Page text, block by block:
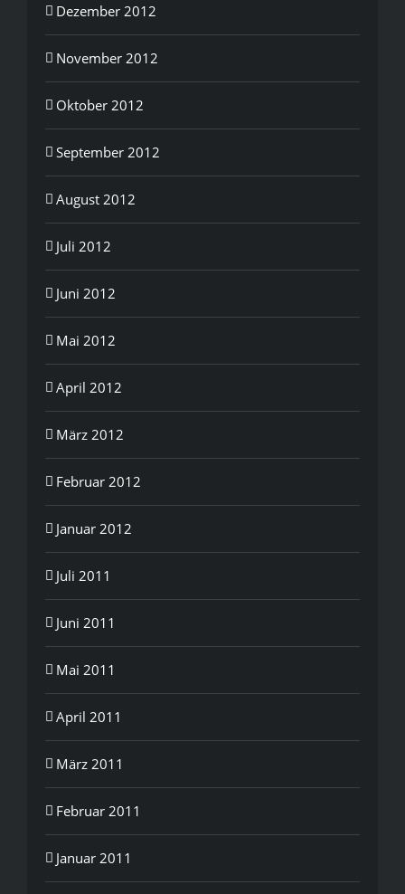
Dezember 2012
November 2012
Oktober 2012
September 2012
August 2012
Juli 2012
Juni 2012
Mai 2012
April 2012
März 2012
Februar 2012
Januar 2012
Juli 2011
Juni 2011
Mai 2011
April 2011
März 2011
Februar 2011
Januar 2011